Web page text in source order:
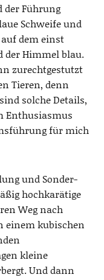
der Führung
Schweife und
dem einst
der Himmel blau.
zurechtgestutzt
Tieren, denn
solche Details,
Enthusiasmus
für mich
und Sonder-
hochkarätige
Weg nach
einem kubischen
kleine
Und dann